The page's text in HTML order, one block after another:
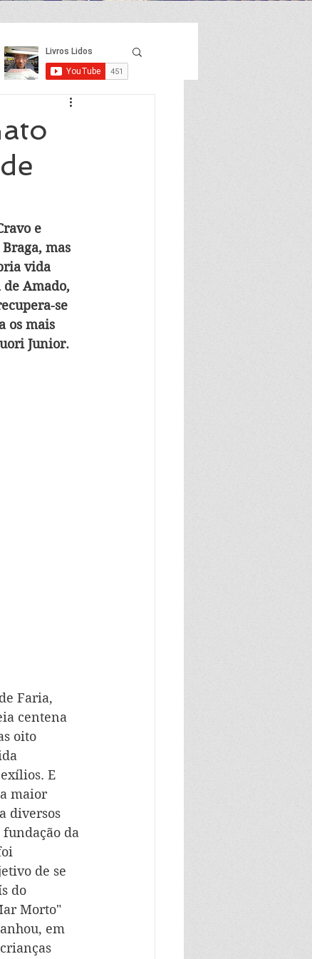
e
mas
vida
Amado,
se
os mais
Junior.
Faria,
centena
oito
E
maior
diversos
da
de se
do
Morto"
em